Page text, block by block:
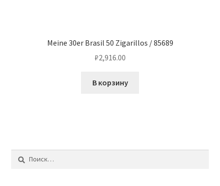
Meine 30er Brasil 50 Zigarillos / 85689
₽2,916.00
В корзину
Найти: